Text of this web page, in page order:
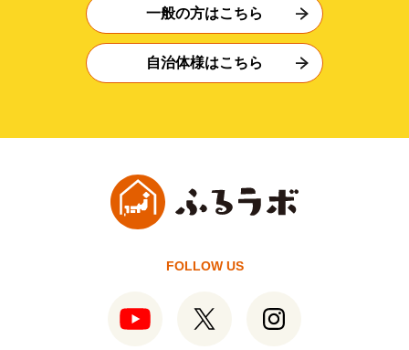
一般の方はこちら
自治体様はこちら
FOLLOW US